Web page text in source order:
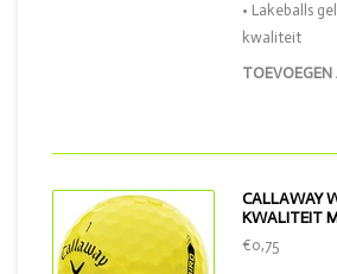
TOEVOEGEN
• Lakeballs
kwaliteit
CALLAWAY
KWALITEIT
€0,75